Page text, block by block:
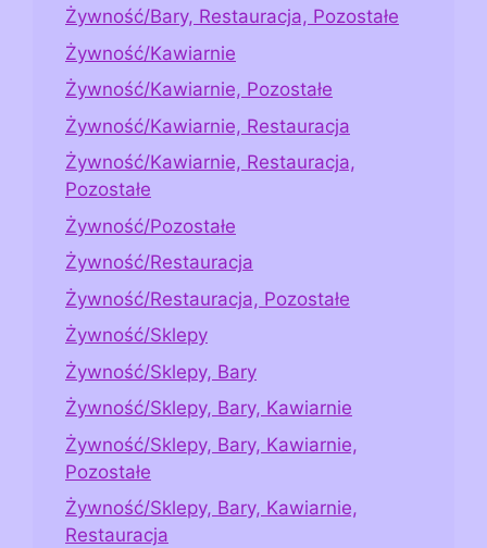
Żywność/Bary, Restauracja, Pozostałe
Żywność/Kawiarnie
Żywność/Kawiarnie, Pozostałe
Żywność/Kawiarnie, Restauracja
Żywność/Kawiarnie, Restauracja,
Pozostałe
Żywność/Pozostałe
Żywność/Restauracja
Żywność/Restauracja, Pozostałe
Żywność/Sklepy
Żywność/Sklepy, Bary
Żywność/Sklepy, Bary, Kawiarnie
Żywność/Sklepy, Bary, Kawiarnie,
Pozostałe
Żywność/Sklepy, Bary, Kawiarnie,
Restauracja